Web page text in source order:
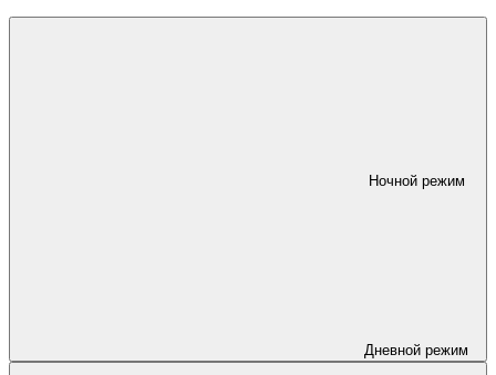
Ночной режим
Дневной режим